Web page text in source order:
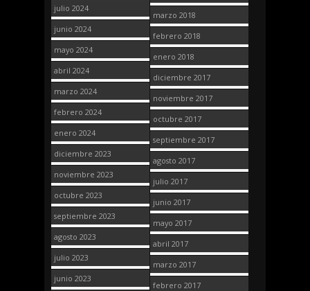
julio 2024
junio 2024
mayo 2024
abril 2024
marzo 2024
febrero 2024
enero 2024
diciembre 2023
noviembre 2023
octubre 2023
septiembre 2023
agosto 2023
julio 2023
junio 2023
marzo 2018
febrero 2018
enero 2018
diciembre 2017
noviembre 2017
octubre 2017
septiembre 2017
agosto 2017
julio 2017
junio 2017
mayo 2017
abril 2017
marzo 2017
febrero 2017